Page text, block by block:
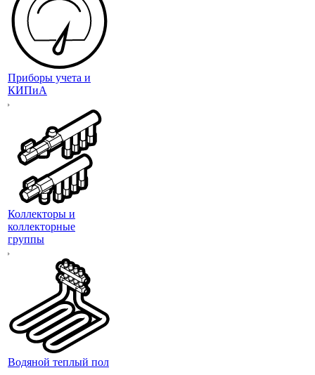
Приборы учета и
КИПиА
Коллекторы и
коллекторные
группы
Водяной теплый пол